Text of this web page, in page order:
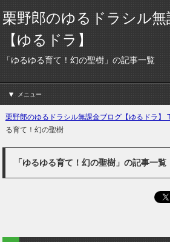
栗野郎のゆるドラシル
【ゆるドラ】
「ゆるゆる育て！幻の聖樹」の記事一覧
メニュー
栗野郎のゆるドラシル無課金ブログ【ゆるドラ】
る育て！幻の聖樹
「ゆるゆる育て！幻の聖樹」の記事一覧